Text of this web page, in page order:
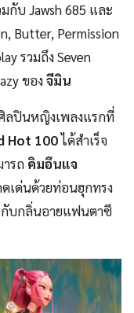
กับ Jawsh 685 และ
Butter, Permission
รวมถึง Seven
ของจีมิน
ลปินหญิงเพลงแรกที่
Hot 100ได้สำเร็จ
รถ คิมอึนแจ
เด่นด้วยท่อนฮุกทรง
บกลิ่นอายแฟนตาซี